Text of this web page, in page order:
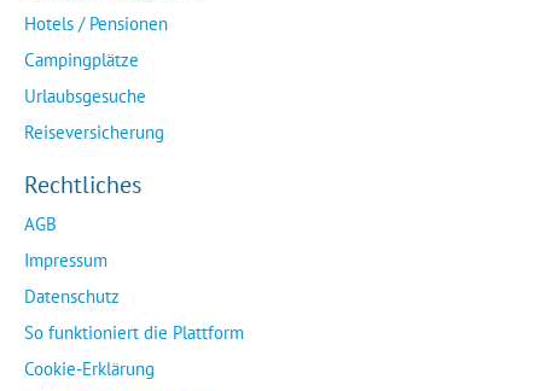
Hotels / Pensionen
Campingplätze
Urlaubsgesuche
Reiseversicherung
Rechtliches
AGB
Impressum
Datenschutz
So funktioniert die Plattform
Cookie-Erklärung